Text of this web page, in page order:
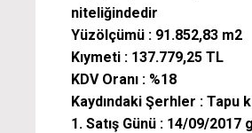
niteliğindedir
Yüzölçümü : 91.852,83 m2
Kıymeti : 137.779,25 TL
KDV Oranı : %18
Kaydındaki Şerhler : Tapu
1. Satış Günü : 14/09/2017